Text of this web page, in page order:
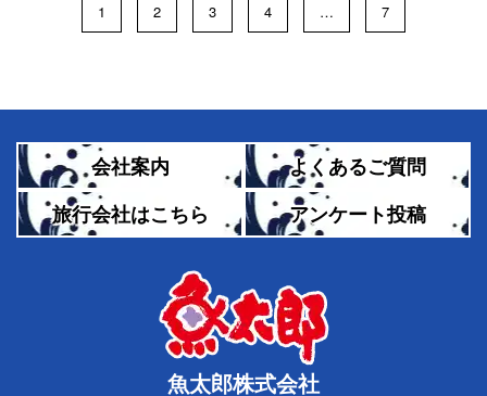
1 2 3 4 … 7
会社案内
よくあるご質問
旅行会社はこちら
アンケート投稿
魚太郎株式会社